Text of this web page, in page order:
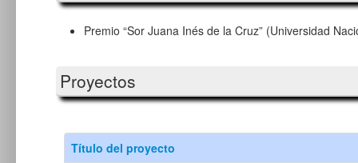
Premio “Sor Juana Inés de la Cruz” (Universidad
Proyectos
Título del proyecto